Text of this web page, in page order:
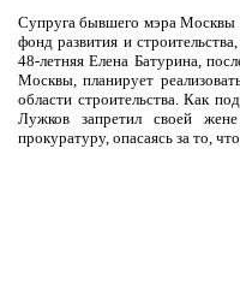
Супруга бывшего мэра Москвы
фонд развития и
48-летняя Елена Батурина,
Москвы, планирует
области строительства. Как
Лужков запретил своей
прокуратуру, опасаясь за то,